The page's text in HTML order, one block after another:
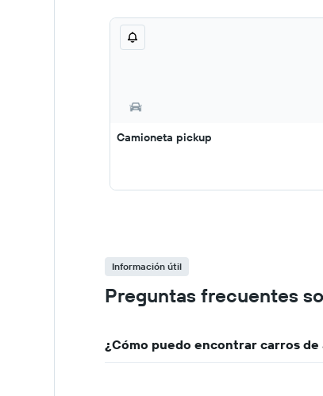
Camioneta pickup
Información útil
Preguntas frecuentes
¿Cómo puedo encontrar carros